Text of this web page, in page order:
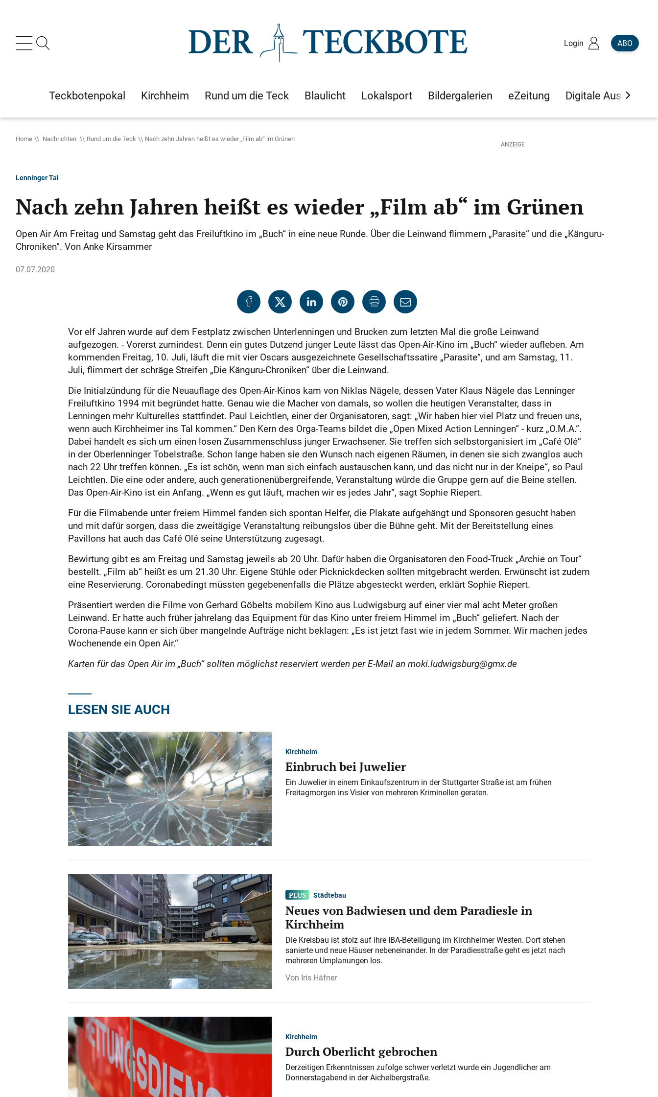
Login ABO
Teckbotenpokal Kirchheim Rund um die Teck Blaulicht Lokalsport Bildergalerien eZeitung Digitale Ausgaben
Home Nachrichten Rund um die Teck Nach zehn Jahren heißt es wieder „Film ab“ im Grünen
Lenninger Tal
Nach zehn Jahren heißt es wieder „Film ab“ im Grünen
Open Air Am Freitag und Samstag geht das Freiluftkino im „Buch“ in eine neue Runde. Über die Leinwand flimmern „Parasite“ und die „Känguru-
Chroniken“. Von Anke Kirsammer
07.07.2020
Vor elf Jahren wurde auf dem Festplatz zwischen Unterlenningen und Brucken zum letzten Mal die große Leinwand
aufgezogen. - Vorerst zumindest. Denn ein gutes Dutzend junger Leute lässt das Open-Air-Kino im „Buch“ wieder aufleben. Am
kommenden Freitag, 10. Juli, läuft die mit vier Oscars ausgezeichnete Gesellschaftssatire „Parasite“, und am Samstag, 11.
Juli, flimmert der schräge Streifen „Die Känguru-Chroniken“ über die Leinwand.
Die Initialzündung für die Neuauflage des Open-Air-Kinos kam von Niklas Nägele, dessen Vater Klaus Nägele das Lenninger
Freiluftkino 1994 mit begründet hatte. Genau wie die Macher von damals, so wollen die heutigen Veranstalter, dass in
Lenningen mehr Kulturelles stattfindet. Paul Leichtlen, einer der Organisatoren, sagt: „Wir haben hier viel Platz und freuen uns,
wenn auch Kirchheimer ins Tal kommen.“ Den Kern des Orga-Teams bildet die „Open Mixed Action Lenningen“ - kurz „O.M.A.“.
Dabei handelt es sich um einen losen Zusammenschluss junger Erwachsener. Sie treffen sich selbstorganisiert im „Café Olé“
in der Oberlenninger Tobelstraße. Schon lange haben sie den Wunsch nach eigenen Räumen, in denen sie sich zwanglos auch
nach 22 Uhr treffen können. „Es ist schön, wenn man sich einfach austauschen kann, und das nicht nur in der Kneipe“, so Paul
Leichtlen. Die eine oder andere, auch generationenübergreifende, Veranstaltung würde die Gruppe gern auf die Beine stellen.
Das Open-Air-Kino ist ein Anfang. „Wenn es gut läuft, machen wir es jedes Jahr“, sagt Sophie Riepert.
Für die Filmabende unter freiem Himmel fanden sich spontan Helfer, die Plakate aufgehängt und Sponsoren gesucht haben
und mit dafür sorgen, dass die zweitägige Veranstaltung reibungslos über die Bühne geht. Mit der Bereitstellung eines
Pavillons hat auch das Café Olé seine Unterstützung zugesagt.
Bewirtung gibt es am Freitag und Samstag jeweils ab 20 Uhr. Dafür haben die Organisatoren den Food-Truck „Archie on Tour“
bestellt. „Film ab“ heißt es um 21.30 Uhr. Eigene Stühle oder Picknickdecken sollten mitgebracht werden. Erwünscht ist zudem
eine Reservierung. Coronabedingt müssten gegebenenfalls die Plätze abgesteckt werden, erklärt Sophie Riepert.
Präsentiert werden die Filme von Gerhard Göbelts mobilem Kino aus Ludwigsburg auf einer vier mal acht Meter großen
Leinwand. Er hatte auch früher jahrelang das Equipment für das Kino unter freiem Himmel im „Buch“ geliefert. Nach der
Corona-Pause kann er sich über mangelnde Aufträge nicht beklagen: „Es ist jetzt fast wie in jedem Sommer. Wir machen jedes
Wochenende ein Open Air.“
Karten für das Open Air im „Buch“ sollten möglichst reserviert werden per E-Mail an moki.ludwigsburg@gmx.de
LESEN SIE AUCH
Kirchheim
Einbruch bei Juwelier
Ein Juwelier in einem Einkaufszentrum in der Stuttgarter Straße ist am frühen
Freitagmorgen ins Visier von mehreren Kriminellen geraten.
Städtebau
Neues von Badwiesen und dem Paradiesle in
Kirchheim
Die Kreisbau ist stolz auf ihre IBA-Beteiligung im Kirchheimer Westen. Dort stehen
sanierte und neue Häuser nebeneinander. In der Paradiesstraße geht es jetzt nach
mehreren Umplanungen los.
Iris Häfner
Kirchheim
Durch Oberlicht gebrochen
Derzeitigen Erkenntnissen zufolge schwer verletzt wurde ein Jugendlicher am
Donnerstagabend in der Aichelbergstraße.